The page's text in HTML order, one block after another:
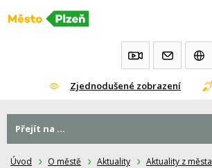
Přeskočit
Zjednodušené zobrazení
Úvod O městě Aktuality Aktuality z města
Přejít na ...